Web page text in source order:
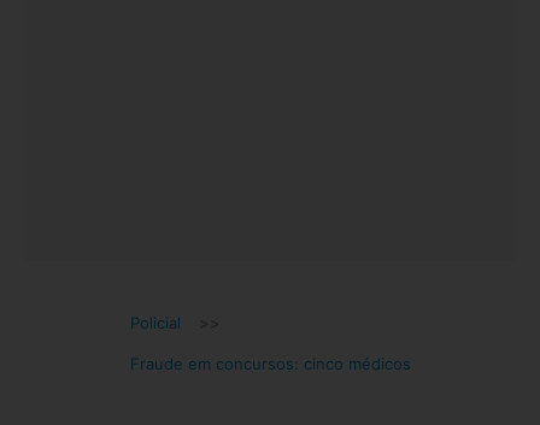
Policial >>
Fraude em concursos: cinco médicos